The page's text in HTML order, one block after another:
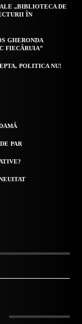
„BIBLIOTECA DE
ÎN
GHERONDA
FIECĂRUIA”
POLITICA NU!
PAR